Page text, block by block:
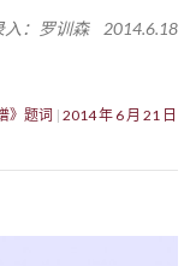
：罗训森 2014.6.18
》题词 2014 年 6 月 21 日